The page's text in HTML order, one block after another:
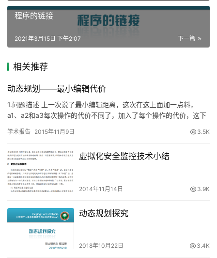
程序的链接
下一篇
2021年3月15日 下午2:07
相关推荐
动态规划——最小编辑代价
1.问题描述 上一次说了最小编辑距离，这次在这上面加一点料，
a1、a2和a3每次操作的代价不同了，加入了每个操作的代价，这下
学术报告 2015年11月9日 3.5K
虚拟化安全监控技术小结
2014年11月14日 3.9K
动态规划探究
2018年10月22日 3.4K